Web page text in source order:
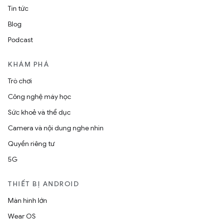
Tin tức
Blog
Podcast
KHÁM PHÁ
Trò chơi
Công nghệ máy học
Sức khoẻ và thể dục
Camera và nội dung nghe nhìn
Quyền riêng tư
5G
THIẾT BỊ ANDROID
Màn hình lớn
Wear OS